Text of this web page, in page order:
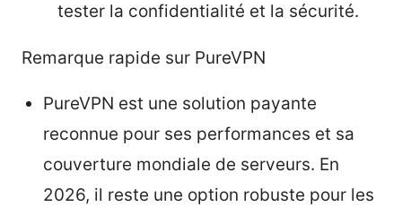
tester la confidentialité et la sécurité.
Remarque rapide sur PureVPN
PureVPN est une solution payante
reconnue pour ses performances et sa
couverture mondiale de serveurs. En
2026, il reste une option robuste pour les